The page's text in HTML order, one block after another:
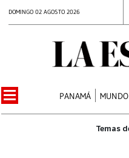
DOMINGO 02 AGOSTO 2026
PANAMÁ MUNDO